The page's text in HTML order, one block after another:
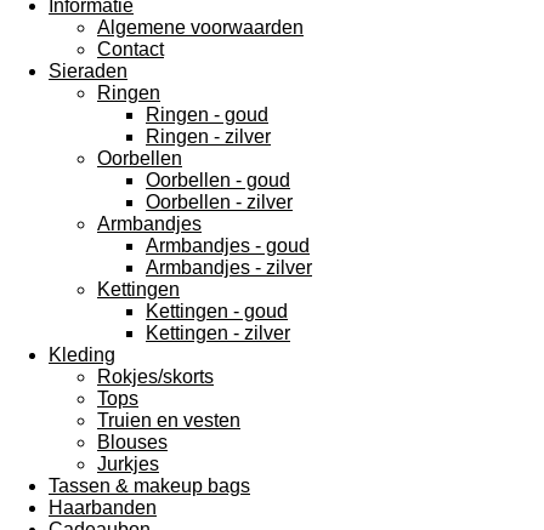
Informatie
Algemene voorwaarden
Contact
Sieraden
Ringen
Ringen - goud
Ringen - zilver
Oorbellen
Oorbellen - goud
Oorbellen - zilver
Armbandjes
Armbandjes - goud
Armbandjes - zilver
Kettingen
Kettingen - goud
Kettingen - zilver
Kleding
Rokjes/skorts
Tops
Truien en vesten
Blouses
Jurkjes
Tassen & makeup bags
Haarbanden